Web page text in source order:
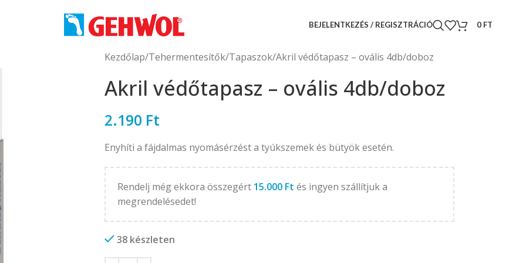
BEJELENTKEZÉS / REGISZTRÁCIÓ 0 FT
Kezdőlap Tehermentesítők Tapaszok Akril védőtapasz – ovális 4db/doboz
Akril védőtapasz – ovális 4db/doboz
2.190 Ft
Enyhíti a fájdalmas nyomásérzést a tyúkszemek és bütyök esetén.
Rendelj még ekkora összegért 15.000 Ft és ingyen szállítjuk a
megrendelésedet!
38 készleten